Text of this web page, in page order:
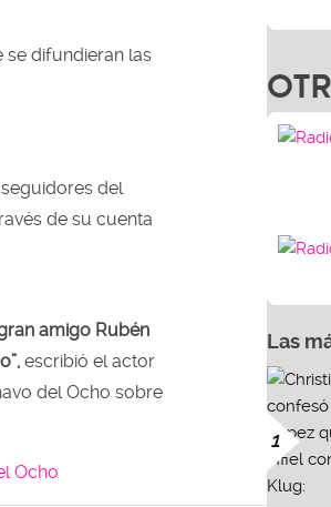
se difundieran las
del
de su cuenta
amigo Rubén
escribió el actor
del Ocho sobre
Ocho
Las
1